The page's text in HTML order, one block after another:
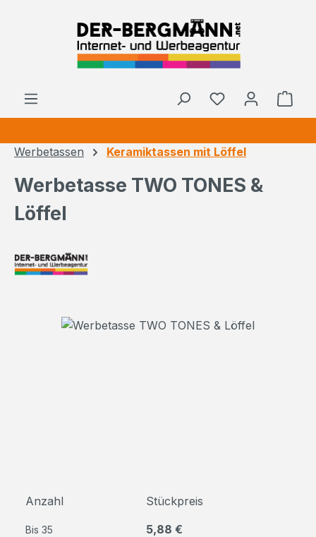
Werbetassen Keramiktassen mit Löffel
Werbetasse TWO TONES &
Löffel
Bildergalerie überspringen
Anzahl Stückpreis
Bis 35 5,88 €